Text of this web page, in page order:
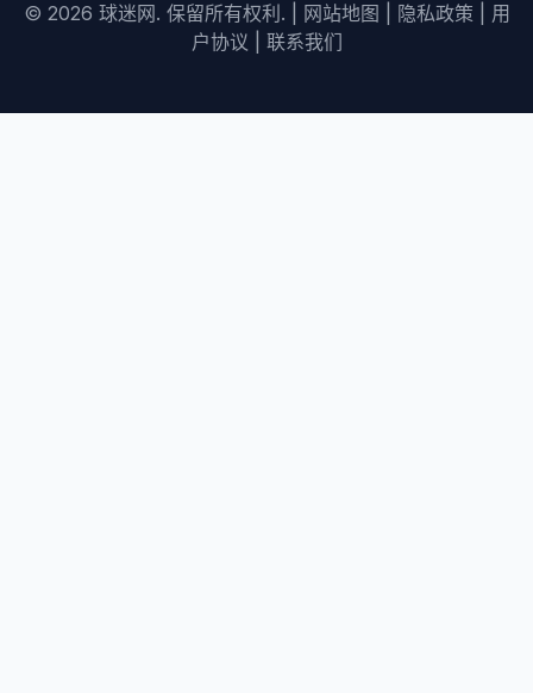
© 2026 球迷网. 保留所有权利. | 网站地图 隐私政策
用
户协议
联系我们